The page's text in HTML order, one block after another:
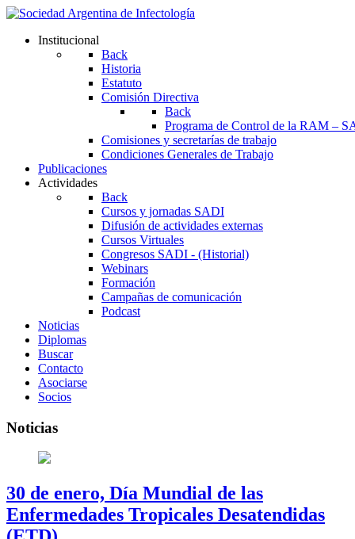
Institucional
Back
Historia
Estatuto
Comisión Directiva
Back
Programa de Control de la RAM –
Comisiones y secretarías de trabajo
Condiciones Generales de Trabajo
Publicaciones
Actividades
Back
Cursos y jornadas SADI
Difusión de actividades externas
Cursos Virtuales
Congresos SADI - (Historial)
Webinars
Formación
Campañas de comunicación
Podcast
Noticias
Diplomas
Buscar
Contacto
Asociarse
Socios
Noticias
30 de enero, Día Mundial de las
Enfermedades Tropicales Desatendidas